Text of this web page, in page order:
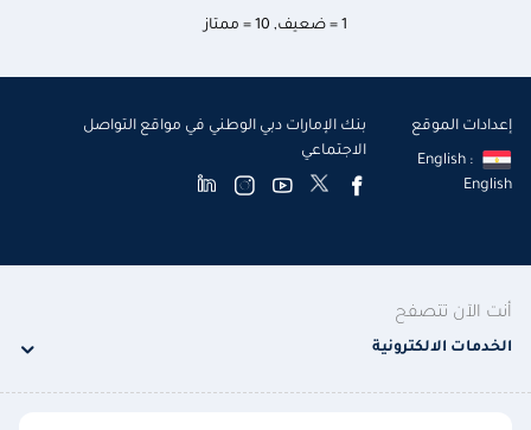
1 = ضعيف , 10 = ممتاز
إعدادات الموقع
English :
English
بنك الإمارات دبي الوطني في مواقع التواصل
الاجتماعي
أنت الآن تتصفح
الخدمات الالكترونية